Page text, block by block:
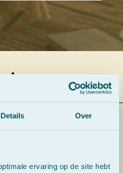
Details Over
ervaring op de site hebt
met dit flesje.
we het de